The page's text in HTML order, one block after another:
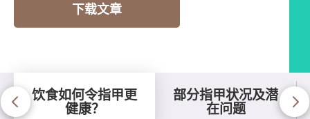
下载文章
饮食如何令指甲更
健康？
部分指甲状况及潜
在问题